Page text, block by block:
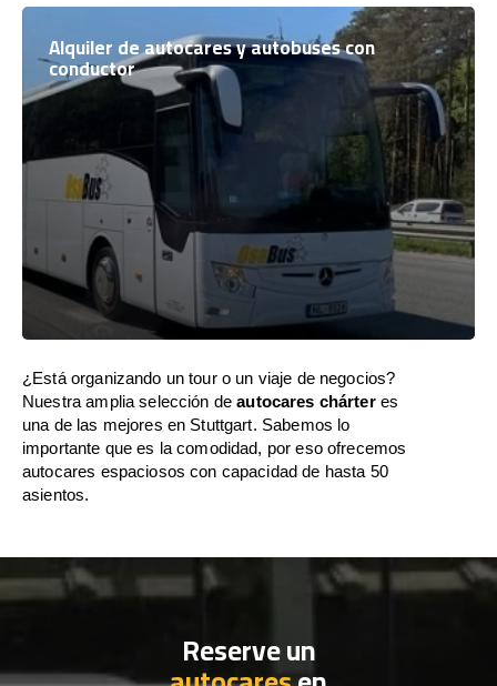
Alquiler de autocares y autobuses con
conductor
¿Está organizando un tour o un viaje de negocios?
Nuestra amplia selección deautocares chárteres
una de las mejores en Stuttgart. Sabemos lo
importante que es la comodidad, por eso ofrecemos
autocares espaciosos con capacidad de hasta 50
asientos.
Reserve un